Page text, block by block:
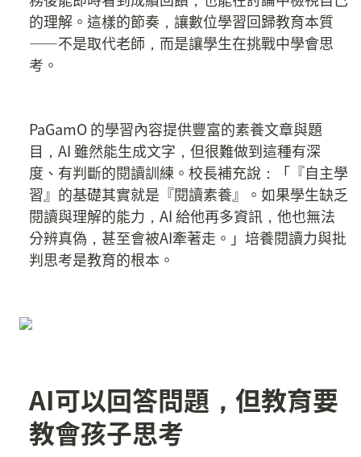
的理解。這樣的節奏，讓數位學習回歸教育本質
——不是取代老師，而是讓學生在挑戰中學會思
考。
PaGamO 的學習內容提供豐富的素養文章與題
目，AI 雖然能生成文字，但很難做到這種有深
度、有判斷的閱讀訓練。校長補充說：「『自主學
習』的基礎其實就是『閱讀素養』。如果學生缺乏
閱讀與理解的能力，AI 給他再多資訊，他也無法
分辨真偽，甚至會被AI牽著走。」培養閱讀力與批
判思考是教育的根本。
AI可以回答問題，但教育要
教會孩子思考